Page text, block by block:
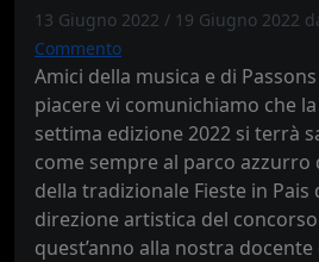
13 Giugno 2022 / 19 Giugno 2022
Commento
Amici della musica e di
piacere vi comunichiamo che
settima edizione 2022 si terrà
come sempre al parco azzurro
della tradizionale Fieste in Pais
direzione artistica del
quest’anno alla nostra